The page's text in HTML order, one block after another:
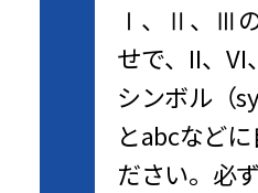
Ⅰ、Ⅱ、Ⅲの
せで、II、
シンボル（
とabcなど
ださい。必